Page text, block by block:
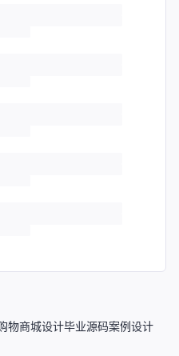
商城设计毕业源码案例设计